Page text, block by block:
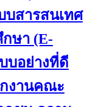
บสารสนเทศ
ษา (E-
บอย่างที่ดี
งานคณะ